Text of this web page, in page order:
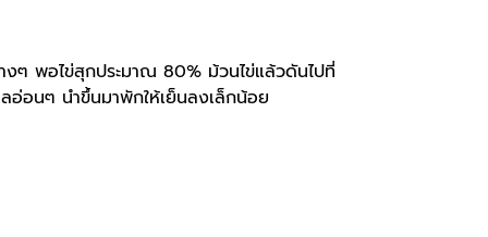
งๆ พอไข่สุกประมาณ 80% ม้วนไข่แล้วดันไปที่
อ่อนๆ นำขึ้นมาพักให้เย็นลงเล็กน้อย